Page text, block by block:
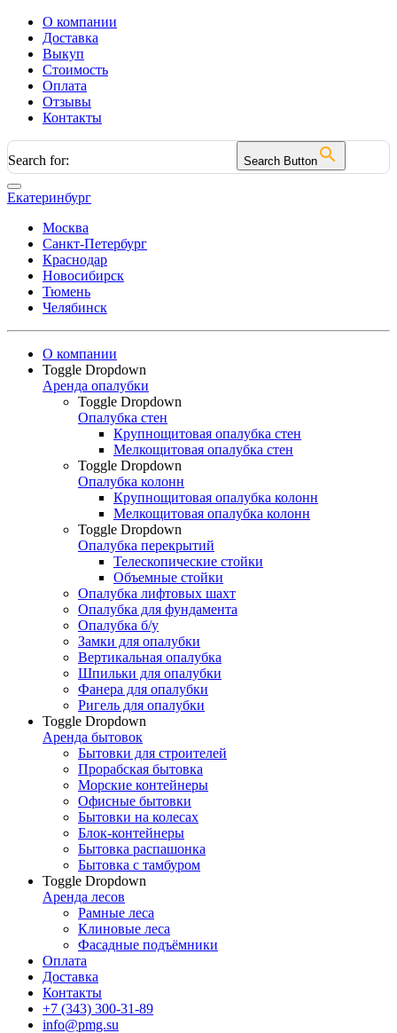
О компании
Доставка
Выкуп
Стоимость
Оплата
Отзывы
Контакты
Search for: Search Button
Екатеринбург
Москва
Санкт-Петербург
Краснодар
Новосибирск
Тюмень
Челябинск
О компании
Toggle Dropdown
Аренда опалубки
Toggle Dropdown
Опалубка стен
Крупнощитовая опалубка стен
Мелкощитовая опалубка стен
Toggle Dropdown
Опалубка колонн
Крупнощитовая опалубка колонн
Мелкощитовая опалубка колонн
Toggle Dropdown
Опалубка перекрытий
Телескопические стойки
Объемные стойки
Опалубка лифтовых шахт
Опалубка для фундамента
Опалубка б/у
Замки для опалубки
Вертикальная опалубка
Шпильки для опалубки
Фанера для опалубки
Ригель для опалубки
Toggle Dropdown
Аренда бытовок
Бытовки для строителей
Прорабская бытовка
Морские контейнеры
Офисные бытовки
Бытовки на колесах
Блок-контейнеры
Бытовка распашонка
Бытовка с тамбуром
Toggle Dropdown
Аренда лесов
Рамные леса
Клиновые леса
Фасадные подъёмники
Оплата
Доставка
Контакты
+7 (343) 300-31-89
info@pmg.su